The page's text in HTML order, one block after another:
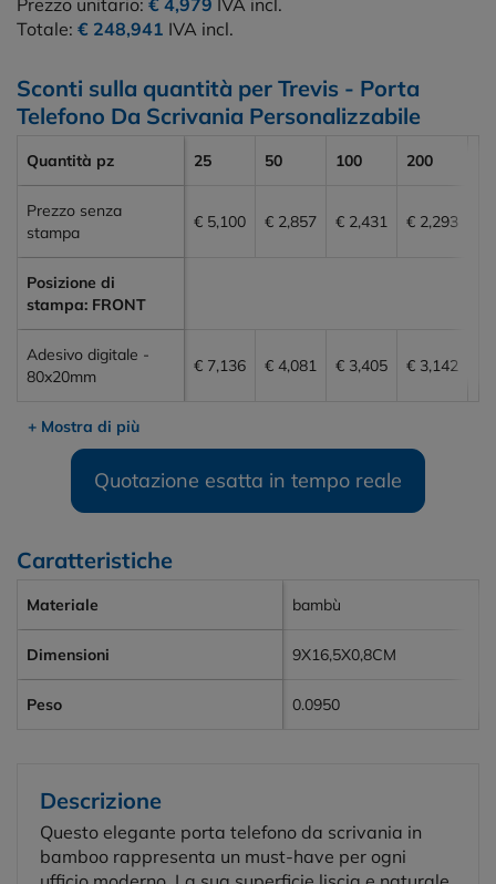
Totale: € 248,941 IVA incl.
Sconti sulla quantità per Trevis - Porta
Telefono Da Scrivania Personalizzabile
Quantità pz 25 50 100 200
Prezzo senza
stampa
€ 5,100 € 2,857 € 2,431 € 2,293
Posizione di
stampa: FRONT
Adesivo digitale -
80x20mm
€ 7,136 € 4,081 € 3,405 € 3,142
+ Mostra di più
Quotazione esatta in tempo reale
Caratteristiche
Materiale bambù
Dimensioni 9X16,5X0,8CM
Peso 0.0950
Descrizione
Questo elegante porta telefono da scrivania in
bamboo rappresenta un must-have per ogni